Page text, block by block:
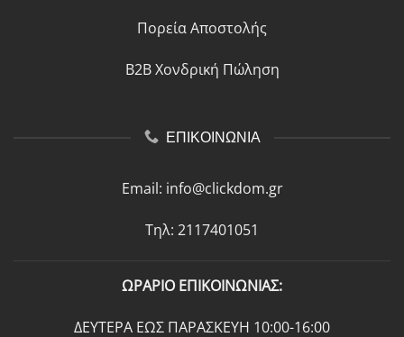
Πορεία Αποστολής
B2B Χονδρική Πώληση
ΕΠΙΚΟΙΝΩΝΙΑ
Email: info@clickdom.gr
Τηλ: 2117401051
ΩΡΑΡΙΟ ΕΠΙΚΟΙΝΩΝΙΑΣ:
ΔΕΥΤΕΡΑ ΕΩΣ ΠΑΡΑΣΚΕΥΗ 10:00-16:00